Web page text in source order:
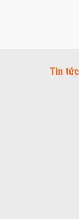
Tin tức